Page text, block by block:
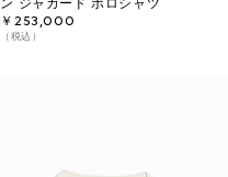
ン ジャカード ポロシャツ
￥253,000
（税込）